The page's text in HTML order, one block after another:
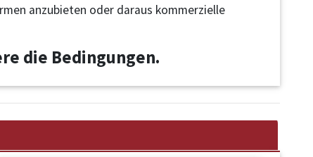
anzubieten oder daraus kommerzielle
die Bedingungen.